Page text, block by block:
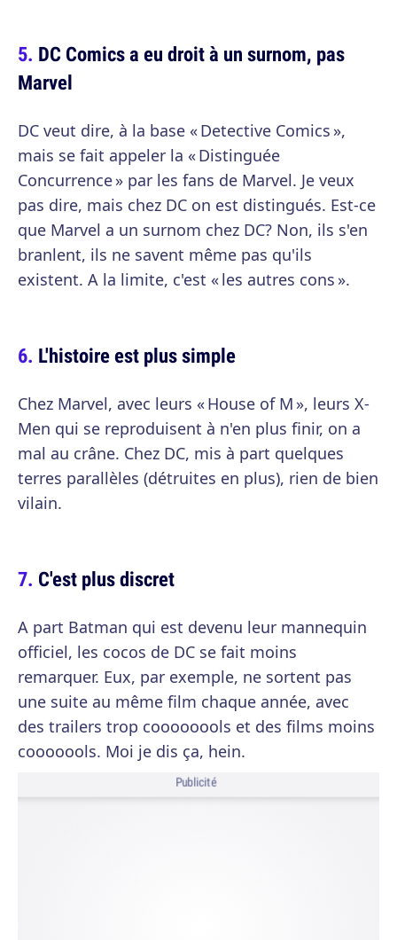
DC Comics a eu droit à un surnom, pas
Marvel
DC veut dire, à la base « Detective Comics »,
mais se fait appeler la « Distinguée
Concurrence » par les fans de Marvel. Je veux
pas dire, mais chez DC on est distingués. Est-ce
que Marvel a un surnom chez DC? Non, ils s'en
branlent, ils ne savent même pas qu'ils
existent. A la limite, c'est « les autres cons ».
L'histoire est plus simple
Chez Marvel, avec leurs « House of M », leurs X-
Men qui se reproduisent à n'en plus finir, on a
mal au crâne. Chez DC, mis à part quelques
terres parallèles (détruites en plus), rien de bien
vilain.
C'est plus discret
A part Batman qui est devenu leur mannequin
officiel, les cocos de DC se fait moins
remarquer. Eux, par exemple, ne sortent pas
une suite au même film chaque année, avec
des trailers trop coooooools et des films moins
cooooools. Moi je dis ça, hein.
Publicité